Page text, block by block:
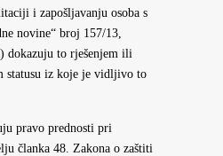
i zapošljavanju osoba s
novine“ broj 157/13,
dokazuju to rješenjem ili
statusu iz koje je vidljivo to
pravo prednosti pri
članka 48. Zakona o zaštiti